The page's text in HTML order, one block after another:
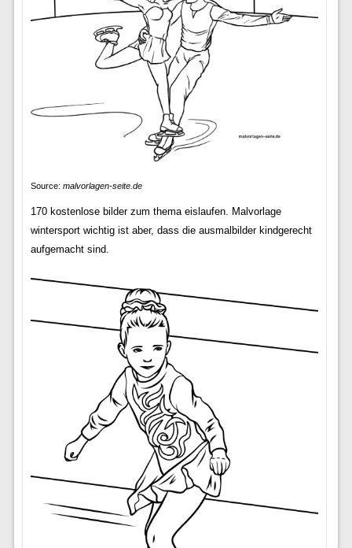
Source: malvorlagen-seite.de
170 kostenlose bilder zum thema eislaufen. Malvorlage
wintersport wichtig ist aber, dass die ausmalbilder kindgerecht
aufgemacht sind.